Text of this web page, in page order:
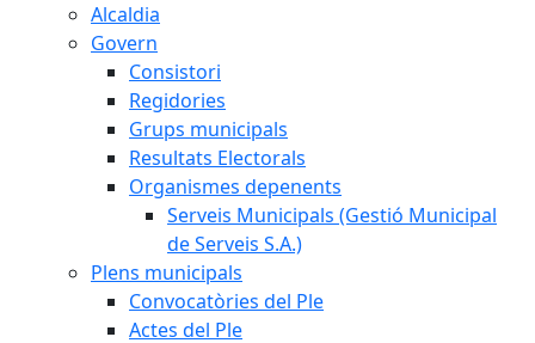
Alcaldia
Govern
Consistori
Regidories
Grups municipals
Resultats Electorals
Organismes depenents
Serveis Municipals (Gestió Municipal
de Serveis S.A.)
Plens municipals
Convocatòries del Ple
Actes del Ple